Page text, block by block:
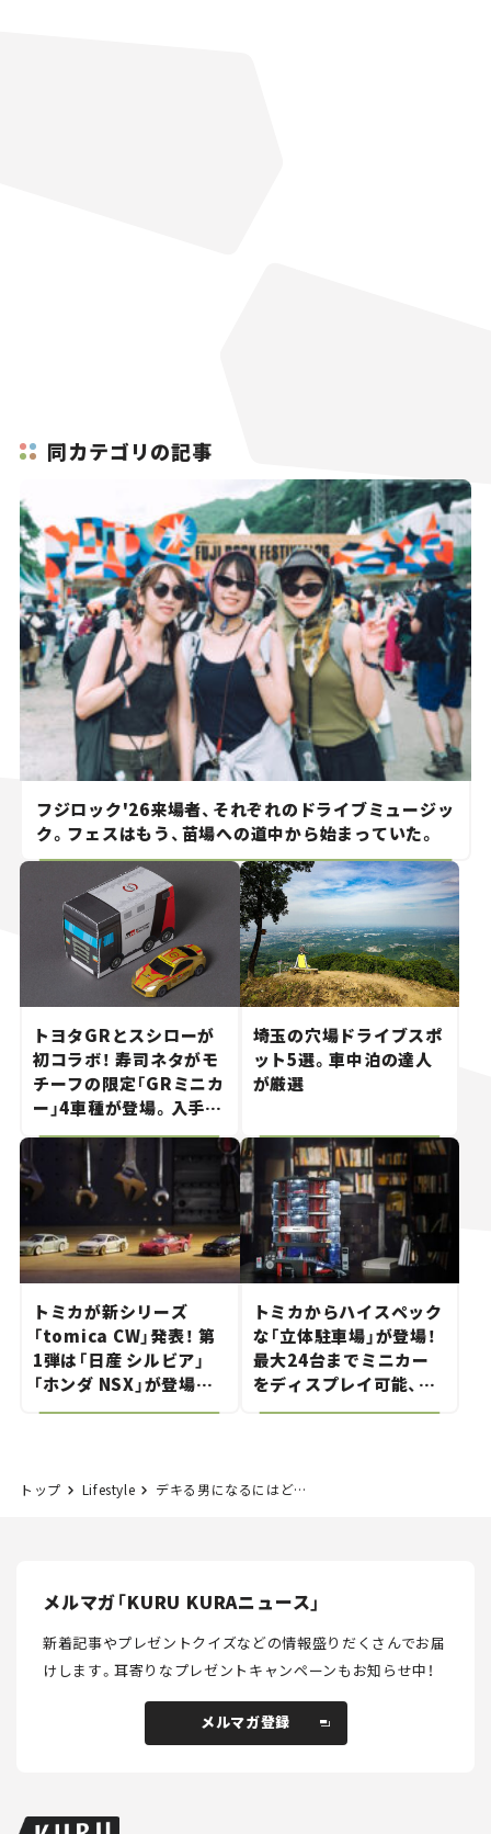
同カテゴリの記事
フジロック'26来場者、それぞれのドライブミュージッ
ク。フェスはもう、苗場への道中から始まっていた。
トヨタGRとスシローが
初コラボ！ 寿司ネタがモ
チーフの限定「GRミニカ
ー」4車種が登場。入手方
法は？【クルマとホビー】
埼玉の穴場ドライブスポ
ット5選。車中泊の達人
が厳選
トミカが新シリーズ
「tomica CW」発表！ 第
1弾は「日産 シルビア」
「ホンダ NSX」が登場。
世界が注目す
トミカからハイスペック
な「立体駐車場」が登場！
最大24台までミニカー
をディスプレイ可能、特
別な「日産 GT-R
トップ Lifestyle デキる男になるにはどうしたらいい？
メルマガ「KURU KURAニュース」
新着記事やプレゼントクイズなどの情報盛りだくさんでお届
けします。耳寄りなプレゼントキャンペーンもお知らせ中！
メルマガ登録